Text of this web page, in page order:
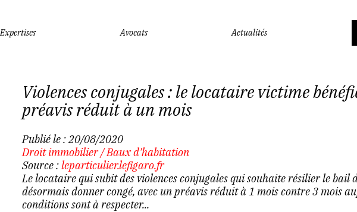
Expertises Avocats Actualités
Violences conjugales : le locataire victime
préavis réduit à un mois
Publié le :20/08/2020
Droit immobilier/Baux d'habitation
Source :leparticulier.lefigaro.fr
Le locataire qui subit des violences conjugales qui souhaite résilier le bail
désormais donner congé, avec un préavis réduit à 1 mois contre 3 mois
conditions sont à respecter...